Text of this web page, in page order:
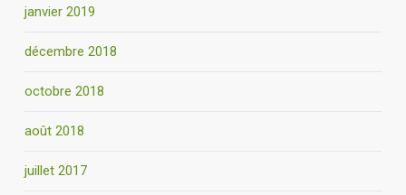
janvier 2019
décembre 2018
octobre 2018
août 2018
juillet 2017